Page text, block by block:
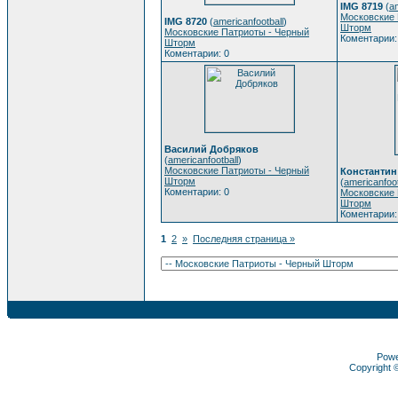
IMG 8720 (americanfootball)
Московские Патриоты - Черный
Шторм
Коментарии: 0
IMG 8719 (
Шторм
Василий Добряков
(americanfootball)
Московские Патриоты - Черный
Шторм
Коментарии: 0
(
Шторм
1 2 » Последняя страница »
Copyright